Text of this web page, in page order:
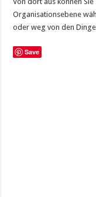
Organisationsebene
oder weg von den
Save